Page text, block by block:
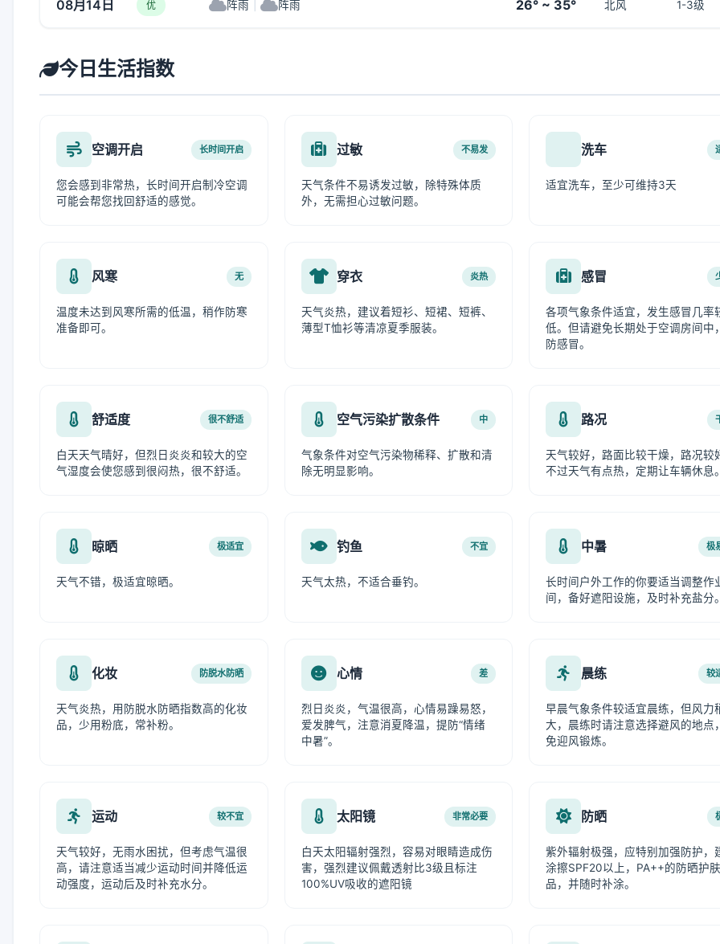
08月14日 优 阵雨 阵雨 26° ~ 35° 北风 1-3级
今日生活指数
空调开启 长时间开启
您会感到非常热，长时间开启制冷空调
可能会帮您找回舒适的感觉。
过敏 不易发
天气条件不易诱发过敏，除特殊体质
外，无需担心过敏问题。
洗车
适宜洗车，至少可维持3天
风寒 无
温度未达到风寒所需的低温，稍作防寒
准备即可。
穿衣 炎热
天气炎热，建议着短衫、短裙、短裤、
薄型T恤衫等清凉夏季服装。
感冒
各项气象条件适宜，发生感冒几率
低。但请避免长期处于空调房间中
防感冒。
舒适度 很不舒适
白天天气晴好，但烈日炎炎和较大的空
气湿度会使您感到很闷热，很不舒适。
空气污染扩散条件 中
气象条件对空气污染物稀释、扩散和清
除无明显影响。
路况
天气较好，路面比较干燥，路况较
不过天气有点热，定期让车辆休息
晾晒 极适宜
天气不错，极适宜晾晒。
钓鱼 不宜
天气太热，不适合垂钓。
中暑 极
长时间户外工作的你要适当调整作
间，备好遮阳设施，及时补充盐分
化妆 防脱水防晒
天气炎热，用防脱水防晒指数高的化妆
品，少用粉底，常补粉。
心情 差
烈日炎炎，气温很高，心情易躁易怒，
爱发脾气，注意消夏降温，提防“情绪
中暑”。
晨练 较
早晨气象条件较适宜晨练，但风力
大，晨练时请注意选择避风的地点
免迎风锻炼。
运动 较不宜
天气较好，无雨水困扰，但考虑气温很
高，请注意适当减少运动时间并降低运
动强度，运动后及时补充水分。
太阳镜 非常必要
白天太阳辐射强烈，容易对眼睛造成伤
害，强烈建议佩戴透射比3级且标注
100%UV吸收的遮阳镜
防晒
紫外辐射极强，应特别加强防护，
涂擦SPF20以上，PA++的防晒护
品，并随时补涂。